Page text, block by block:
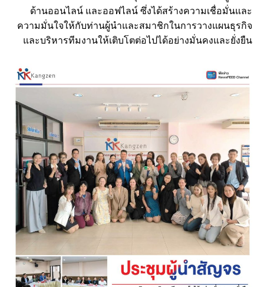
ด้านออนไลน์ และออฟไลน์ ซึ่งได้สร้างความเชื่อมั่นและ
ความมั่นใจให้กับท่านผู้นำและสมาชิกในการวางแผนธุรกิจ
และบริหารทีมงานให้เติบโตต่อไปได้อย่างมั่นคงและยั่งยืน